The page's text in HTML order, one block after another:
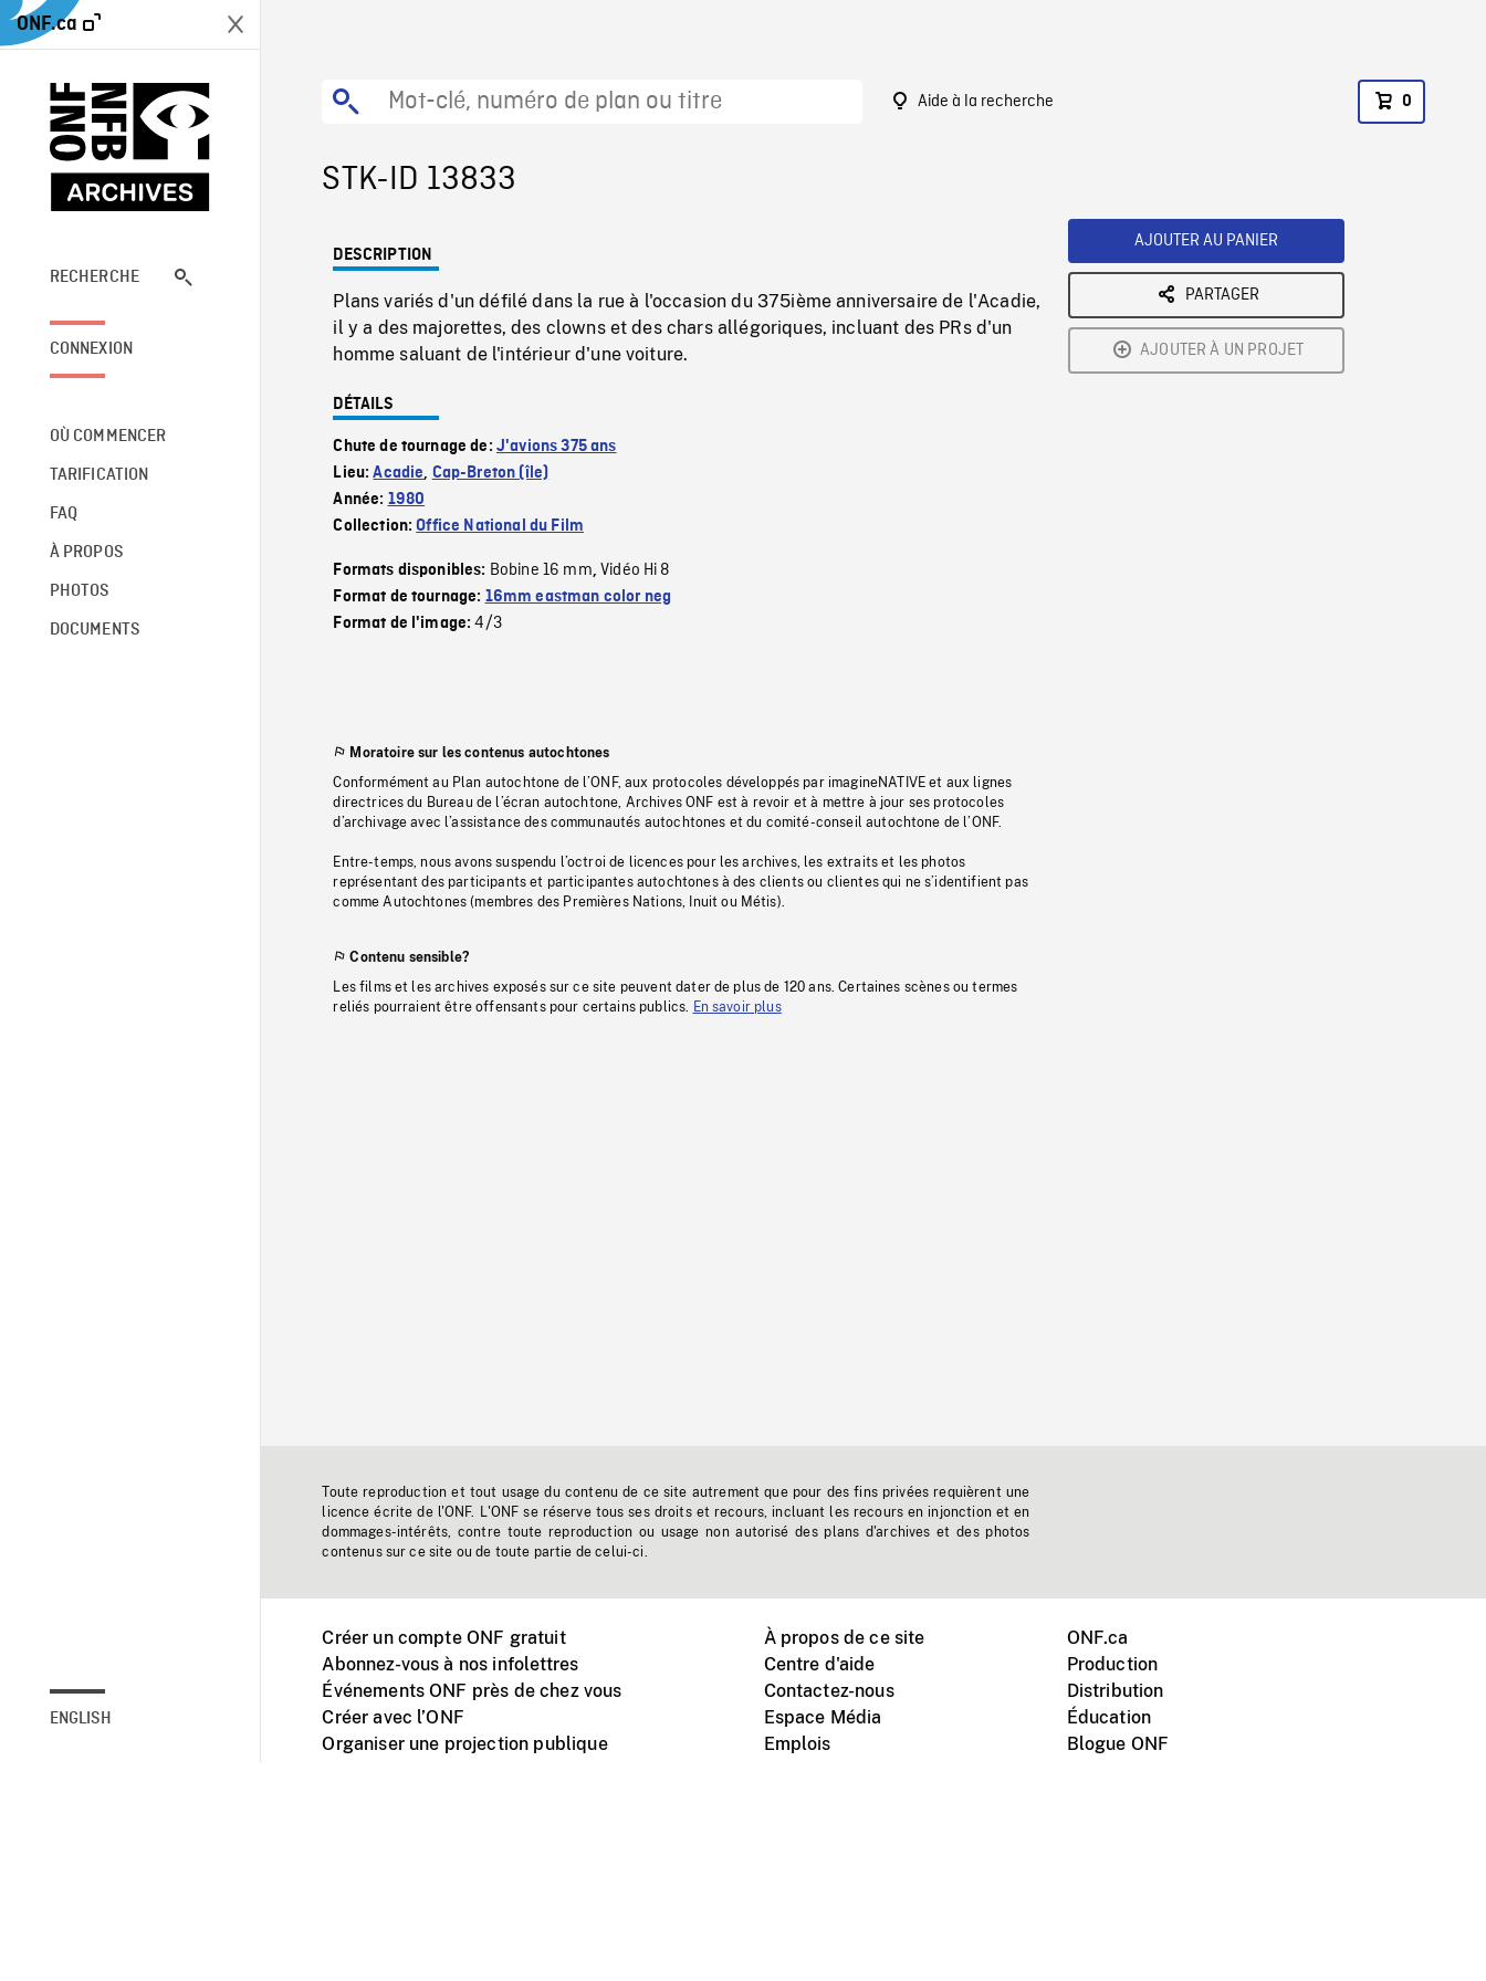
ONF.ca
RECHERCHE
CONNEXION
OÙ COMMENCER
TARIFICATION
FAQ
À PROPOS
PHOTOS
DOCUMENTS
ENGLISH
Aide à la recherche 0
STK-ID 13833
DESCRIPTION
Plans variés d'un défilé dans la rue à l'occasion du 375ième anniversaire de l'Acadie,
il y a des majorettes, des clowns et des chars allégoriques, incluant des PRs d'un
homme saluant de l'intérieur d'une voiture.
DÉTAILS
Chute de tournage de: J'avions 375 ans
Lieu:Acadie, Cap-Breton (île)
Année: 1980
Collection:Office National du Film
Formats disponibles: Bobine 16 mm,Vidéo Hi 8
Format de tournage: 16mm eastman color neg
Format de l'image:4/3
Moratoire sur les contenus autochtones
Conformément au Plan autochtone de l’ONF, aux protocoles développés par imagineNATIVE et aux lignes
directrices du Bureau de l’écran autochtone, Archives ONF est à revoir et à mettre à jour ses protocoles
d’archivage avec l’assistance des communautés autochtones et du comité-conseil autochtone de l’ONF.
Entre-temps, nous avons suspendu l’octroi de licences pour les archives, les extraits et les photos
représentant des participants et participantes autochtones à des clients ou clientes qui ne s’identifient pas
comme Autochtones (membres des Premières Nations, Inuit ou Métis).
Contenu sensible?
Les films et les archives exposés sur ce site peuvent dater de plus de 120 ans. Certaines scènes ou termes
reliés pourraient être offensants pour certains publics. En savoir plus
AJOUTER AU PANIER
PARTAGER
AJOUTER À UN PROJET
Toute reproduction et tout usage du contenu de ce site autrement que pour des fins privées requièrent une
licence écrite de l'ONF. L'ONF se réserve tous ses droits et recours, incluant les recours en injonction et en
dommages-intérêts, contre toute reproduction ou usage non autorisé des plans d'archives et des photos
contenus sur ce site ou de toute partie de celui-ci.
Créer un compte ONF gratuit
Abonnez-vous à nos infolettres
Événements ONF près de chez vous
Créer avec l’ONF
Organiser une projection publique
À propos de ce site
Centre d'aide
Contactez-nous
Espace Média
Emplois
ONF.ca
Production
Distribution
Éducation
Blogue ONF